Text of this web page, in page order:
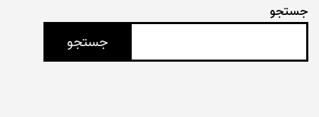
جستجو
جستجو